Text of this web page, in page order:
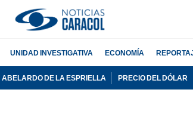
UNIDAD INVESTIGATIVA ECONOMÍA
ABELARDO DE LA ESPRIELLA PRECIO DEL DÓLAR